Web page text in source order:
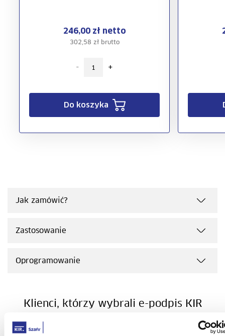
246,00 zł netto
302,58 zł brutto
- +
Do koszyka
Jak zamówić?
Zastosowanie
Oprogramowanie
Klienci, którzy wybrali e-podpis KIR